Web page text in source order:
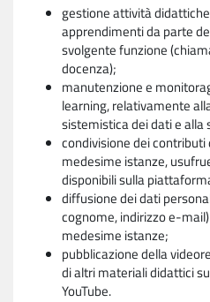
gestione attività
apprendimenti da parte
svolgente funzione
docenza);
manutenzione e
learning, relativamente
sistemistica dei dati e
condivisione dei
medesime istanze,
disponibili sulla
diffusione dei dati
cognome, indirizzo e-
medesime istanze;
pubblicazione della
di altri materiali didattici
YouTube.